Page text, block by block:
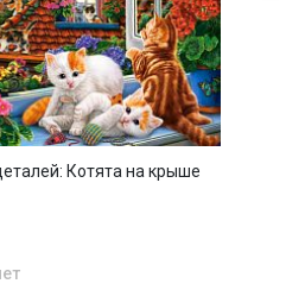
Котята на крыше